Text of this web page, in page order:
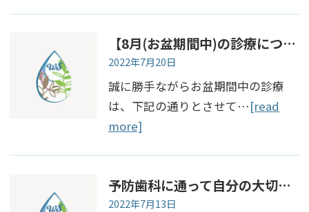
【8月(お盆期間中)の診療について】
2022年7月20日
誠に勝手ながらお盆期間中の診療
は、下記の通りとさせて…[read
more]
予防歯科に通って自分の大切な資産を守りましょう！
2022年7月13日